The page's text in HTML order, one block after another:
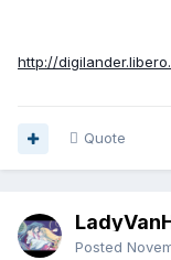
http://
Quote
Posted